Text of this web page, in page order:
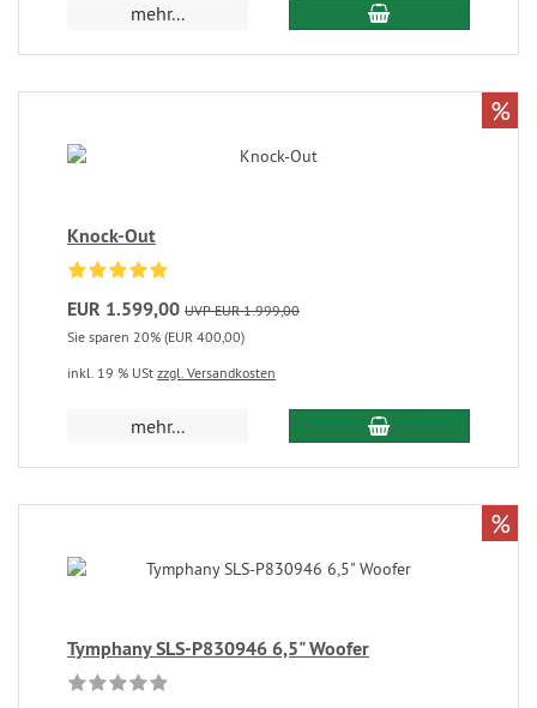
mehr...
Knock-Out
EUR 1.599,00 UVP EUR 1.999,00
Sie sparen 20% (EUR 400,00)
inkl. 19 % USt zzgl. Versandkosten
mehr...
%
Tymphany SLS-P830946 6,5" Woofer
%